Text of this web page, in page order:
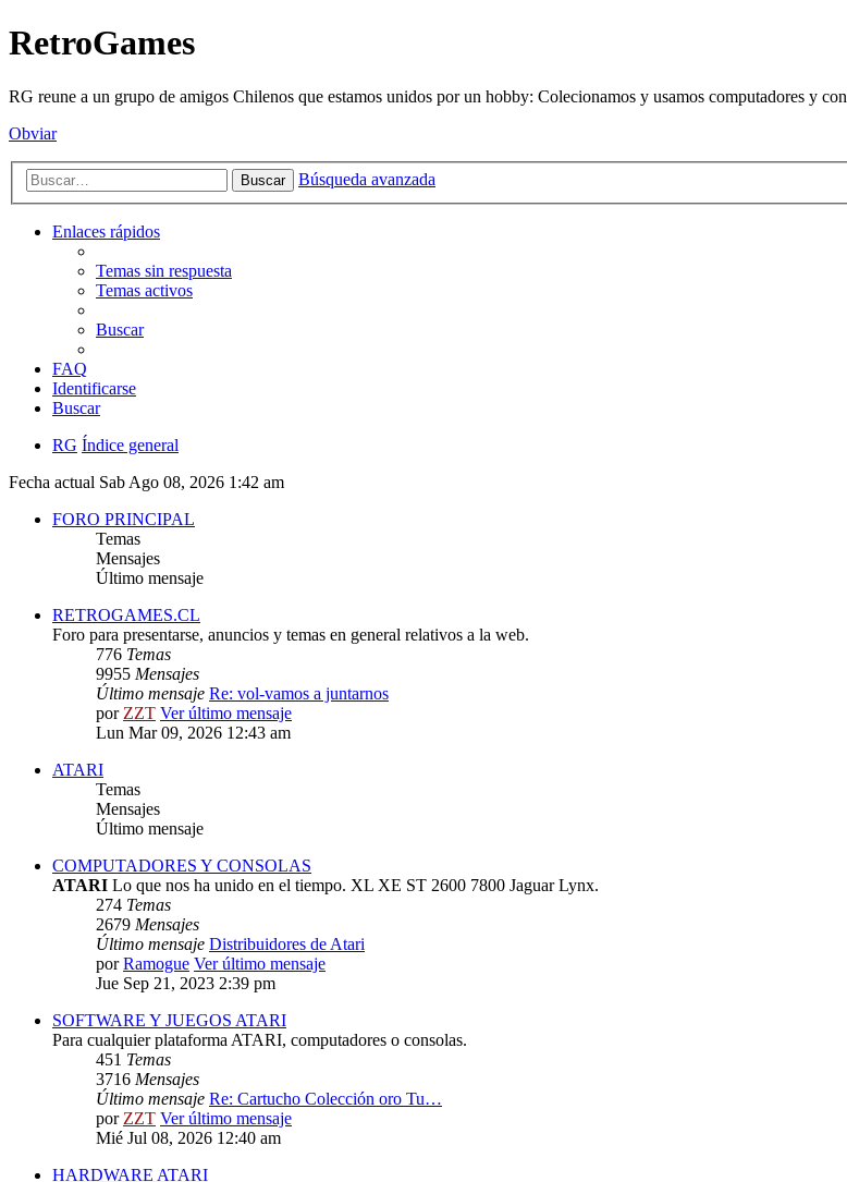
RetroGames
RG reune a un grupo de amigos Chilenos que estamos unidos por un hobby: Colecionamos y usamos computadores y
Obviar
Buscar Búsqueda avanzada
Enlaces rápidos
Temas sin respuesta
Temas activos
Buscar
FAQ
Identificarse
Buscar
RG Índice general
Fecha actual Sab Ago 08, 2026 1:42 am
FORO PRINCIPAL
Temas
Mensajes
Último mensaje
RETROGAMES.CL
Foro para presentarse, anuncios y temas en general relativos a la web.
776 Temas
9955 Mensajes
Último mensaje Re: vol-vamos a juntarnos
porZZT Ver último mensaje
Lun Mar 09, 2026 12:43 am
ATARI
Temas
Mensajes
Último mensaje
COMPUTADORES Y CONSOLAS
ATARI Lo que nos ha unido en el tiempo. XL XE ST 2600 7800 Jaguar Lynx.
274 Temas
2679 Mensajes
Último mensaje Distribuidores de Atari
porRamogue Ver último mensaje
Jue Sep 21, 2023 2:39 pm
SOFTWARE Y JUEGOS ATARI
Para cualquier plataforma ATARI, computadores o consolas.
451 Temas
3716 Mensajes
Último mensaje Re: Cartucho Colección oro Tu…
porZZT Ver último mensaje
Mié Jul 08, 2026 12:40 am
HARDWARE ATARI